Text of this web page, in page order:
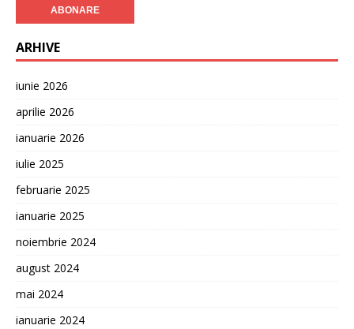
ARHIVE
iunie 2026
aprilie 2026
ianuarie 2026
iulie 2025
februarie 2025
ianuarie 2025
noiembrie 2024
august 2024
mai 2024
ianuarie 2024